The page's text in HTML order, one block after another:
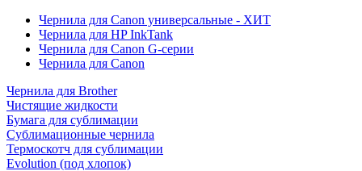
Чернила для Canon универсальные - ХИТ
Чернила для HP InkTank
Чернила для Canon G-серии
Чернила для Canon
Чернила для Brother
Чистящие жидкости
Бумага для сублимации
Сублимационные чернила
Термоскотч для сублимации
Evolution (под хлопок)